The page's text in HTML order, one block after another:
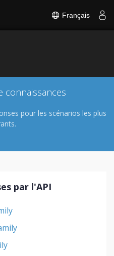
Français
connaissances
pour les scénarios les plus
par l'API